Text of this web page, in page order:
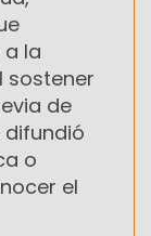
la
sostener
de
difundió
o
el